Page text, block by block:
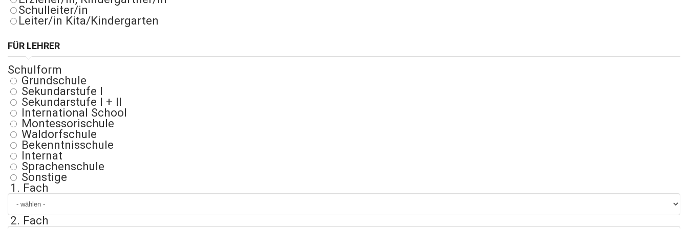
Schulleiter/in
Leiter/in Kita/Kindergarten
FÜR LEHRER
Schulform
Grundschule
Sekundarstufe I
Sekundarstufe I + II
International School
Montessorischule
Waldorfschule
Bekenntnisschule
Internat
Sprachenschule
Sonstige
1. Fach
2. Fach